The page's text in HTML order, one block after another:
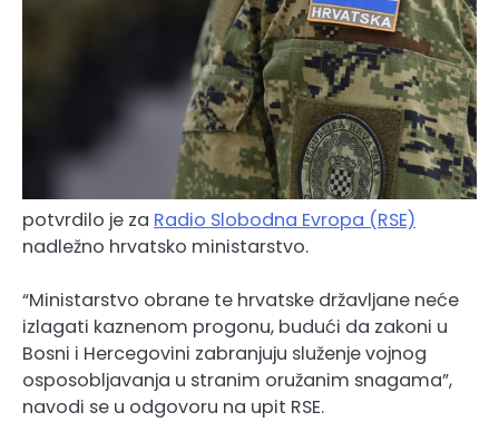
potvrdilo je za Radio Slobodna Evropa (RSE)
nadležno hrvatsko ministarstvo.
“Ministarstvo obrane te hrvatske državljane neće
izlagati kaznenom progonu, budući da zakoni u
Bosni i Hercegovini zabranjuju služenje vojnog
osposobljavanja u stranim oružanim snagama”,
navodi se u odgovoru na upit RSE.